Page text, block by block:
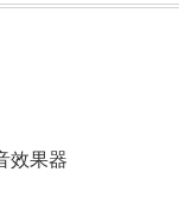
音效果器